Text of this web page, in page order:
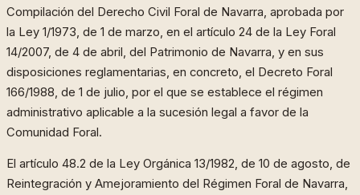
Compilación del Derecho Civil Foral de Navarra, aprobada por
la Ley 1/1973, de 1 de marzo, en el artículo 24 de la Ley Foral
14/2007, de 4 de abril, del Patrimonio de Navarra, y en sus
disposiciones reglamentarias, en concreto, el Decreto Foral
166/1988, de 1 de julio, por el que se establece el régimen
administrativo aplicable a la sucesión legal a favor de la
Comunidad Foral.
El artículo 48.2 de la Ley Orgánica 13/1982, de 10 de agosto, de
Reintegración y Amejoramiento del Régimen Foral de Navarra,